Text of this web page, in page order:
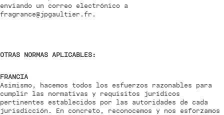
enviando un correo electrónico a
fragrance@jpgaultier.fr.
OTRAS NORMAS APLICABLES:
FRANCIA
Asimismo, hacemos todos los esfuerzos razonables para
cumplir las normativas y requisitos jurídicos
pertinentes establecidos por las autoridades de cada
jurisdicción. En concreto, reconocemos y nos esforzamos